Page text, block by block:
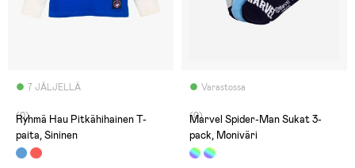
7 JÄLJELLÄ
(0)
Ryhmä Hau Pitkähihainen T-
paita, Sininen
Varastossa
(0)
Marvel Spider-Man Sukat 3-
pack, Moniväri